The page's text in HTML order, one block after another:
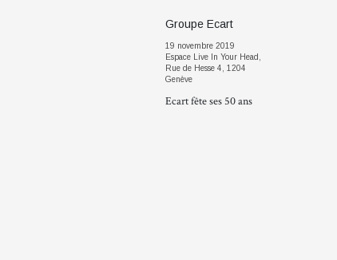
Groupe Ecart
19 novembre 2019
Espace Live In Your Head,
Rue de Hesse 4, 1204
Genève
Ecart fête ses 50 ans